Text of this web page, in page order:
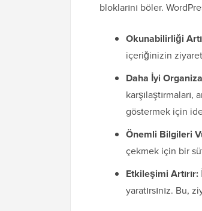
bloklarını böler.
Okunabilirliği
içeriğinizin
Daha İyi
göstermek için
Önemli Bilgileri
çekmek için bir
Etkileşimi Artırır:
yaratırsınız. Bu,